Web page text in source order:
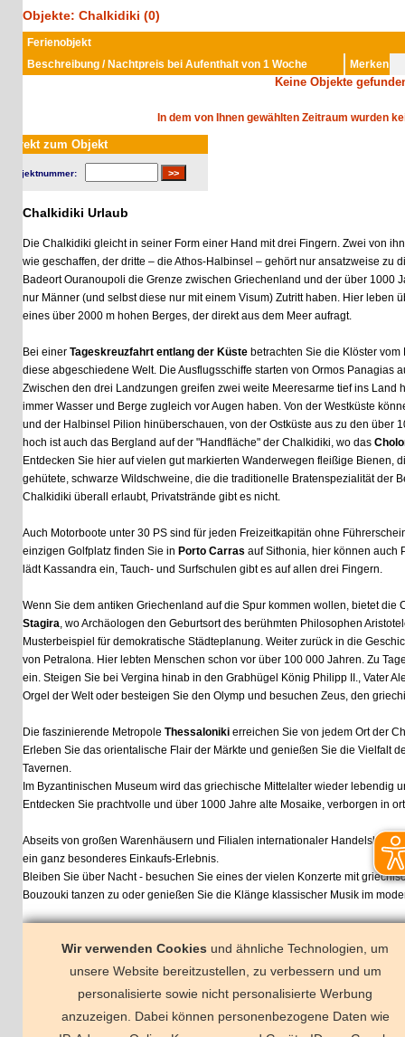
Objekte: Chalkidiki (0)
Ferienobjekt
Beschreibung / Nachtpreis bei Aufenthalt von 1 Woche
Merken
Keine Objekte gefunden
In dem von Ihnen gewählten Zeitraum wurden keine
zum Objekt
Chalkidiki Urlaub
Die Chalkidiki gleicht in seiner Form einer Hand mit drei Fingern. Zwei von ihnen,
wie geschaffen, der dritte – die Athos-Halbinsel – gehört nur ansatzweise zu
Badeort Ouranoupoli die Grenze zwischen Griechenland und der über 1000
nur Männer (und selbst diese nur mit einem Visum) Zutritt haben. Hier leben
eines über 2000 m hohen Berges, der direkt aus dem Meer aufragt.
Bei einerTageskreuzfahrt entlang der Küstebetrachten Sie die Klöster vom
diese abgeschiedene Welt. Die Ausflugsschiffe starten von Ormos Panagias auf
Zwischen den drei Landzungen greifen zwei weite Meeresarme tief ins Land
immer Wasser und Berge zugleich vor Augen haben. Von der Westküste können
und der Halbinsel Pilion hinüberschauen, von der Ostküste aus zu den über
hoch ist auch das Bergland auf der "Handfläche" der Chalkidiki, wo das
Entdecken Sie hier auf vielen gut markierten Wanderwegen fleißige Bienen, die
gehütete, schwarze Wildschweine, die die traditionelle Bratenspezialität der
Chalkidiki überall erlaubt, Privatstrände gibt es nicht.
Auch Motorboote unter 30 PS sind für jeden Freizeitkapitän ohne Führerschein
einzigen Golfplatz finden Sie inPorto Carrasauf Sithonia, hier können auch
lädt Kassandra ein, Tauch- und Surfschulen gibt es auf allen drei Fingern.
Wenn Sie dem antiken Griechenland auf die Spur kommen wollen, bietet die
Stagira, wo Archäologen den Geburtsort des berühmten Philosophen Aristoteles
Musterbeispiel für demokratische Städteplanung. Weiter zurück in die
von Petralona. Hier lebten Menschen schon vor über 100 000 Jahren. Zu Tages-
ein. Steigen Sie bei Vergina hinab in den Grabhügel König Philipp II., Vater
Orgel der Welt oder besteigen Sie den Olymp und besuchen Zeus, den
Die faszinierende MetropoleThessalonikierreichen Sie von jedem Ort der
Erleben Sie das orientalische Flair der Märkte und genießen Sie die Vielfalt der
Tavernen.
Im Byzantinischen Museum wird das griechische Mittelalter wieder lebendig und
Entdecken Sie prachtvolle und über 1000 Jahre alte Mosaike, verborgen in
Abseits von großen Warenhäusern und Filialen internationaler Handelsketten
ein ganz besonderes Einkaufs-Erlebnis.
Bleiben Sie über Nacht - besuchen Sie eines der vielen Konzerte mit
Bouzouki tanzen zu oder genießen Sie die Klänge klassischer Musik im
sind auch hierWir verwenden Cookies und ähnliche Technologien, um
unsere Website bereitzustellen, zu verbessern und um
personalisierte sowie nicht personalisierte Werbung
anzuzeigen. Dabei können personenbezogene Daten wie